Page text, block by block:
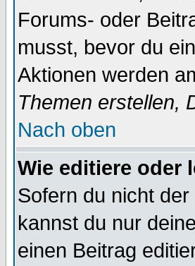
Forums- oder
musst, bevor du
Aktionen werden
Themen erstellen,
Nach oben
Wie editiere oder
Sofern du nicht
kannst du nur
einen Beitrag